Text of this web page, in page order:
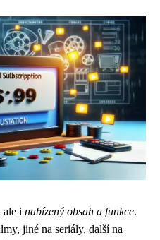
ale i nabízený obsah a funkce.
jiné na seriály, další na